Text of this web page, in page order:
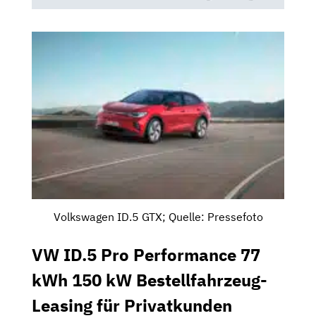
Volkswagen ID.5 GTX; Quelle: Pressefoto
VW ID.5 Pro Performance 77
kWh 150 kW Bestellfahrzeug-
Leasing für Privatkunden